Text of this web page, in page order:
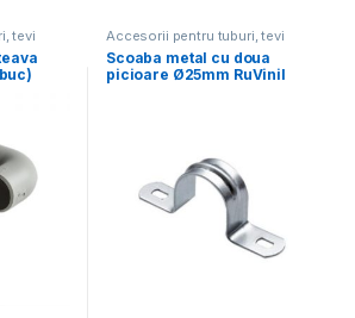
tevi Accesorii pentru tuburi, tevi
Scoaba metal cu doua
picioare Ø25mm RuVinil